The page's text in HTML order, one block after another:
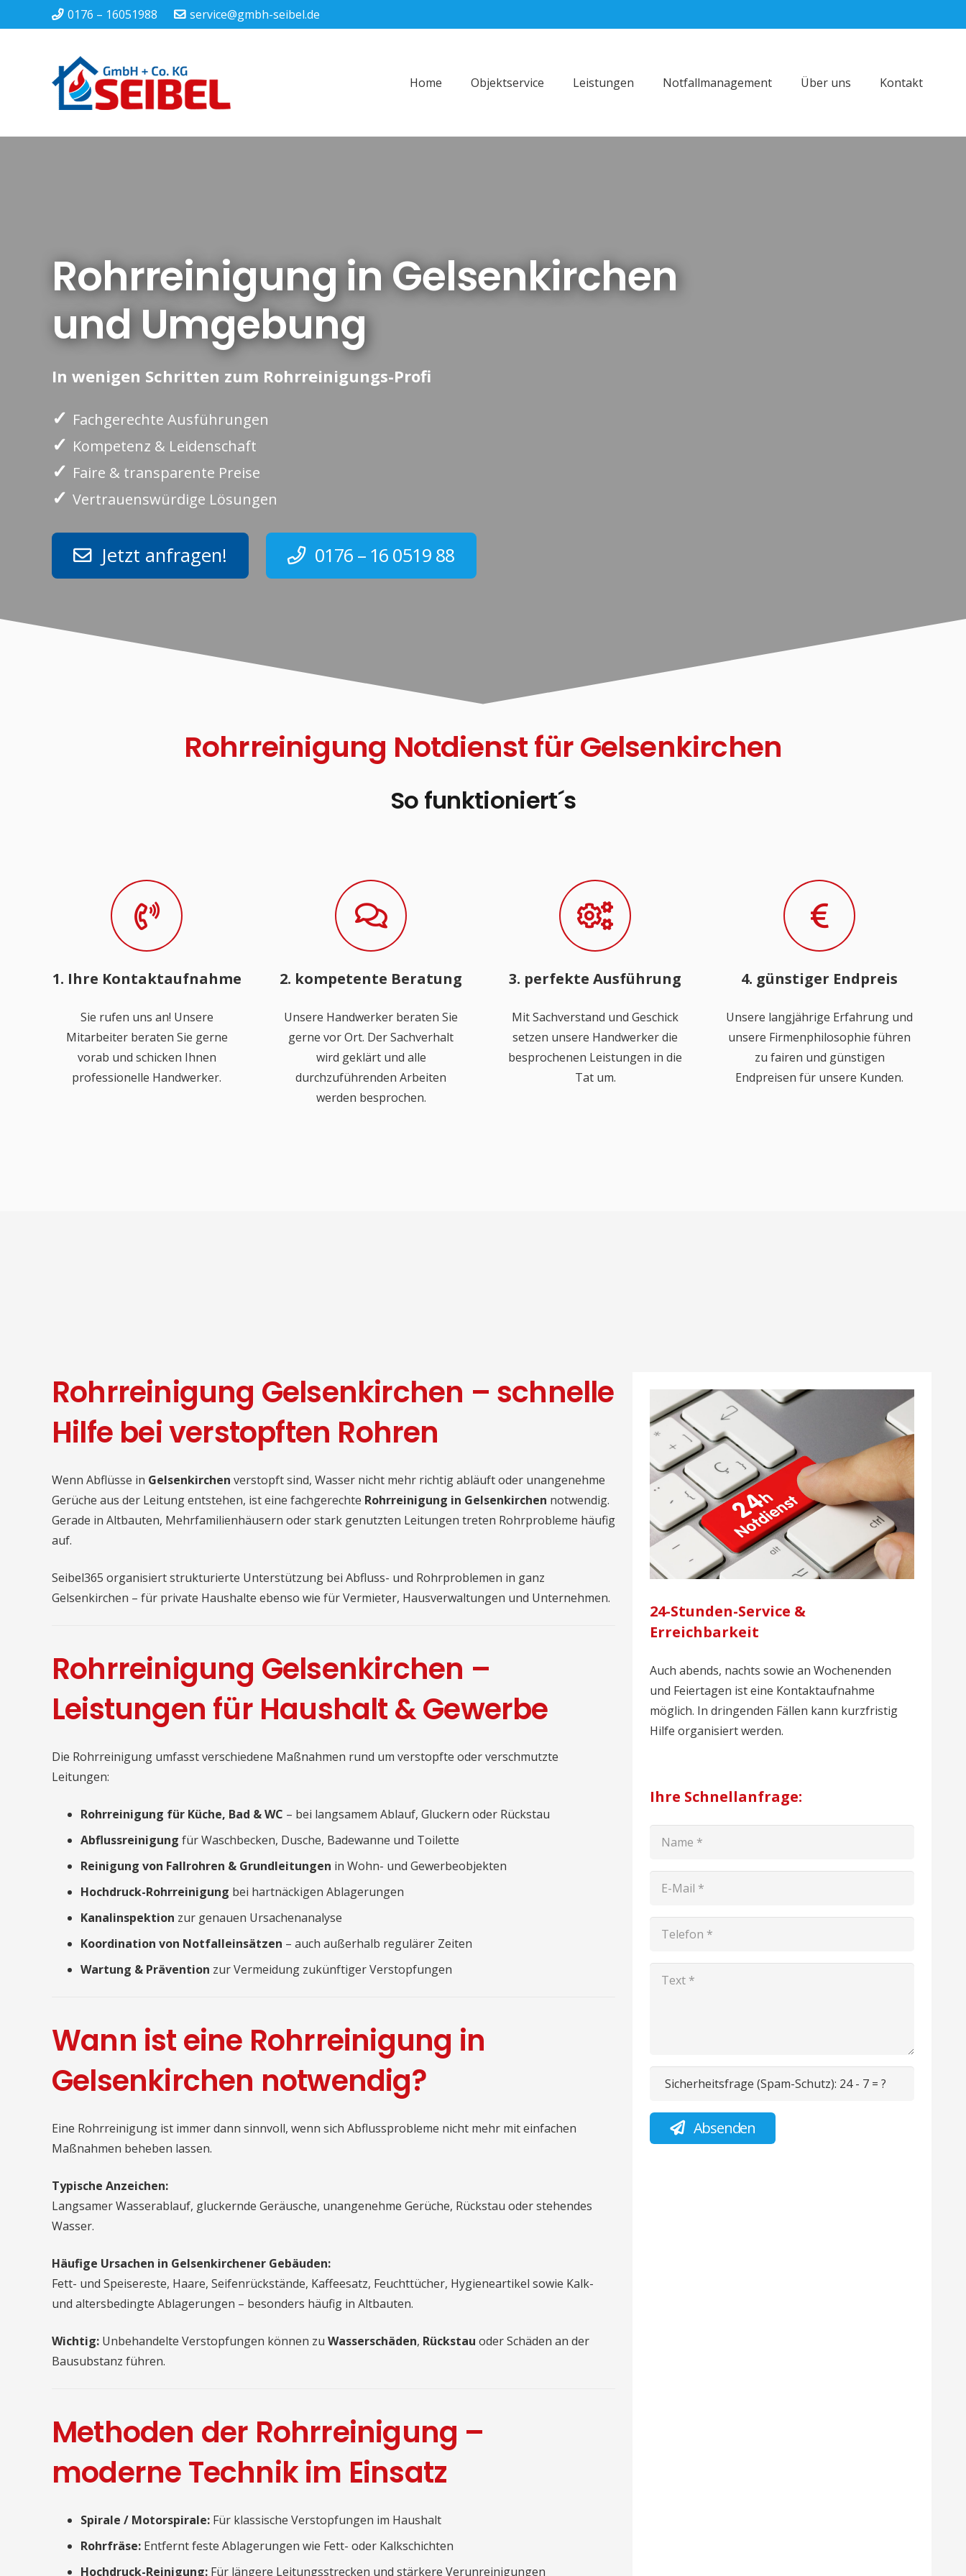
0176 – 16051988 service@gmbh-seibel.de
Home Objektservice Leistungen Notfallmanagement Über uns Kontakt
Rohrreinigung in Gelsenkirchen
und Umgebung
In wenigen Schritten zum Rohrreinigungs-Profi
✓ Fachgerechte Ausführungen
✓ Kompetenz & Leidenschaft
✓ Faire & transparente Preise
✓ Vertrauenswürdige Lösungen
Jetzt anfragen! 0176 – 16 0519 88
Rohrreinigung Notdienst für Gelsenkirchen
So funktioniert´s
1. Ihre Kontaktaufnahme
Sie rufen uns an! Unsere
Mitarbeiter beraten Sie gerne
vorab und schicken Ihnen
professionelle Handwerker.
2. kompetente Beratung
Unsere Handwerker beraten Sie
gerne vor Ort. Der Sachverhalt
wird geklärt und alle
durchzuführenden Arbeiten
werden besprochen.
3. perfekte Ausführung
Mit Sachverstand und Geschick
setzen unsere Handwerker die
besprochenen Leistungen in die
Tat um.
4. günstiger Endpreis
Unsere langjährige Erfahrung und
unsere Firmenphilosophie führen
zu fairen und günstigen
Endpreisen für unsere Kunden.
Rohrreinigung Gelsenkirchen – schnelle
Hilfe bei verstopften Rohren
Wenn Abflüsse in Gelsenkirchen verstopft sind, Wasser nicht mehr richtig abläuft oder unangenehme
Gerüche aus der Leitung entstehen, ist eine fachgerechte Rohrreinigung in Gelsenkirchen notwendig.
Gerade in Altbauten, Mehrfamilienhäusern oder stark genutzten Leitungen treten Rohrprobleme häufig
auf.
Seibel365 organisiert strukturierte Unterstützung bei Abfluss- und Rohrproblemen in ganz
Gelsenkirchen – für private Haushalte ebenso wie für Vermieter, Hausverwaltungen und Unternehmen.
Rohrreinigung Gelsenkirchen –
Leistungen für Haushalt & Gewerbe
Die Rohrreinigung umfasst verschiedene Maßnahmen rund um verstopfte oder verschmutzte
Leitungen:
Rohrreinigung für Küche, Bad & WC – bei langsamem Ablauf, Gluckern oder Rückstau
Abflussreinigung für Waschbecken, Dusche, Badewanne und Toilette
Reinigung von Fallrohren & Grundleitungen in Wohn- und Gewerbeobjekten
Hochdruck-Rohrreinigung bei hartnäckigen Ablagerungen
Kanalinspektion zur genauen Ursachenanalyse
Koordination von Notfalleinsätzen – auch außerhalb regulärer Zeiten
Wartung & Prävention zur Vermeidung zukünftiger Verstopfungen
Wann ist eine Rohrreinigung in
Gelsenkirchen notwendig?
Eine Rohrreinigung ist immer dann sinnvoll, wenn sich Abflussprobleme nicht mehr mit einfachen
Maßnahmen beheben lassen.
Typische Anzeichen:
Langsamer Wasserablauf, gluckernde Geräusche, unangenehme Gerüche, Rückstau oder stehendes
Wasser.
Häufige Ursachen in Gelsenkirchener Gebäuden:
Fett- und Speisereste, Haare, Seifenrückstände, Kaffeesatz, Feuchttücher, Hygieneartikel sowie Kalk-
und altersbedingte Ablagerungen – besonders häufig in Altbauten.
Wichtig: Unbehandelte Verstopfungen können zu Wasserschäden, Rückstau oder Schäden an der
Bausubstanz führen.
Methoden der Rohrreinigung –
moderne Technik im Einsatz
Spirale / Motorspirale: Für klassische Verstopfungen im Haushalt
Rohrfräse: Entfernt feste Ablagerungen wie Fett- oder Kalkschichten
Hochdruck-Reinigung: Für längere Leitungsstrecken und stärkere Verunreinigungen
24-Stunden-Service &
Erreichbarkeit
Auch abends, nachts sowie an Wochenenden
und Feiertagen ist eine Kontaktaufnahme
möglich. In dringenden Fällen kann kurzfristig
Hilfe organisiert werden.
Ihre Schnellanfrage:
Sicherheitsfrage (Spam-Schutz): 24 - 7 = ?
Absenden